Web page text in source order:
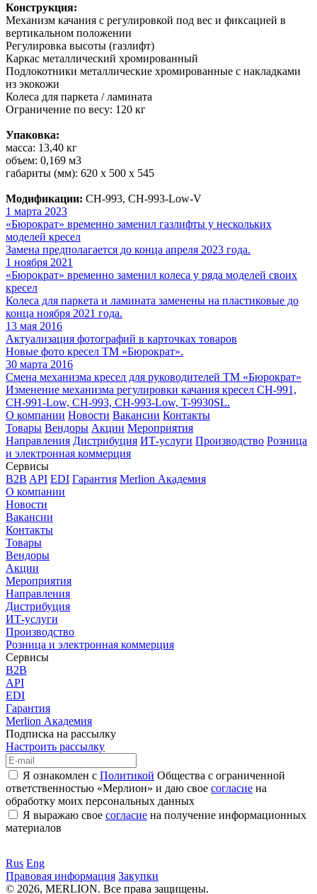
Конструкция:
Механизм качания с регулировкой под вес и фиксацией в
вертикальном положении
Регулировка высоты (газлифт)
Каркас металлический хромированный
Подлокотники металлические хромированные с накладками
из экокожи
Колеса для паркета / ламината
Ограничение по весу: 120 кг
Упаковка:
масса: 13,40 кг
объем: 0,169 м3
габариты (мм): 620 х 500 х 545
Модификации: CH-993, CH-993-Low-V
1 марта 2023
«Бюрократ» временно заменил газлифты у нескольких
моделей кресел
Замена предполагается до конца апреля 2023 года.
1 ноября 2021
«Бюрократ» временно заменил колеса у ряда моделей своих
кресел
Колеса для паркета и ламината заменены на пластиковые до
конца ноября 2021 года.
13 мая 2016
Актуализация фотографий в карточках товаров
Новые фото кресел ТМ «Бюрократ».
30 марта 2016
Смена механизма кресел для руководителей ТМ «Бюрократ»
Изменение механизма регулировки качания кресел CH-991,
CH-991-Low, CH-993, CH-993-Low, T-9930SL.
О компании Новости Вакансии Контакты
Товары Вендоры Акции Мероприятия
Направления Дистрибуция ИТ-услуги Производство Розница
и электронная коммерция
Сервисы
B2B API EDI Гарантия Merlion Академия
О компании
Новости
Вакансии
Контакты
Товары
Вендоры
Акции
Мероприятия
Направления
Дистрибуция
ИТ-услуги
Производство
Розница и электронная коммерция
Сервисы
B2B
API
EDI
Гарантия
Merlion Академия
Подписка на рассылку
Настроить рассылку
Я ознакомлен с Политикой Общества с ограниченной
ответственностью «Мерлион» и даю свое согласие на
обработку моих персональных данных
Я выражаю свое согласие на получение информационных
материалов
Rus Eng
Правовая информация Закупки
© 2026, MERLION. Все права защищены.